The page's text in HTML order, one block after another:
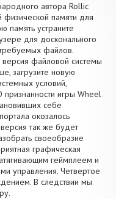
автора Rollic
памяти для
память устраните
для досконального
файлов.
файловой системы
загрузите новую
условий,
признанности игры Wheel
себе
окозалось
так же будет
своеобразие
графическая
геймплеем и
управления. Четвертое
В следствии мы